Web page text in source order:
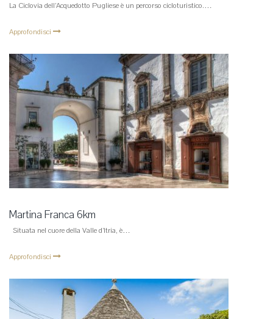
La Ciclovia dell’Acquedotto Pugliese è un percorso cicloturistico.…
Approfondisci
Martina Franca 6km
Situata nel cuore della Valle d’Itria, è…
Approfondisci